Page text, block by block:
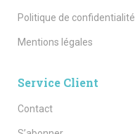
Politique de confidentialité
Mentions légales
Service Client
Contact